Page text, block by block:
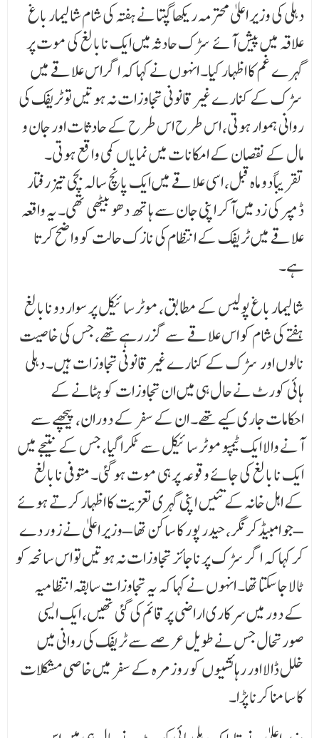
دہلی کی وزیر اعلیٰ محترمہ ریکھا گپتا نے ہفتہ کی شام شالیمار باغ
علاقہ میں پیش آئے سڑک حادثہ میں ایک نابالغ کی موت پر
گہرے غم کا اظہار کیا۔ انہوں نے کہا کہ اگر اس علاقے میں
سڑک کے کنارے غیر قانونی تجاوزات نہ ہوتیں تو ٹریفک کی
روانی ہموار ہوتی، اس طرح اس طرح کے حادثات اور جان و
مال کے نقصان کے امکانات میں نمایاں کمی واقع ہوتی۔
تقریباً دو ماہ قبل، اسی علاقے میں ایک پانچ سالہ بچی تیز رفتار
ڈمپر کی زد میں آکر اپنی جان سے ہاتھ دھو بیٹھی تھی۔ یہ واقعہ
علاقے میں ٹریفک کے انتظام کی نازک حالت کو واضح کرتا
ہے۔
شالیمار باغ پولیس کے مطابق، موٹر سائیکل پر سوار دو نابالغ
ہفتے کی شام کو اس علاقے سے گزر رہے تھے، جس کی خاصیت
نالوں اور سڑک کے کنارے غیر قانونی تجاوزات ہیں۔ دہلی
ہائی کورٹ نے حال ہی میں ان تجاوزات کو ہٹانے کے
احکامات جاری کیے تھے۔ ان کے سفر کے دوران، پیچھے سے
آنے والا ایک ٹیمپو موٹر سائیکل سے ٹکرا گیا، جس کے نتیجے میں
ایک نابالغ کی جائے وقوعہ پر ہی موت ہو گئی۔ متوفی نابالغ
کے اہل خانہ کے تئیں اپنی گہری تعزیت کا اظہار کرتے ہوئے
– جو امبیڈکر نگر، حیدر پور کا ساکن تھا – وزیر اعلیٰ نے زور دے
کر کہا کہ اگر سڑک پر ناجائز تجاوزات نہ ہوتیں تو اس سانحہ کو
ٹالا جا سکتا تھا۔ انہوں نے کہا کہ یہ تجاوزات سابقہ انتظامیہ
کے دور میں سرکاری اراضی پر قائم کی گئی تھیں، ایک ایسی
صورتحال جس نے طویل عرصے سے ٹریفک کی روانی میں
خلل ڈالا اور رہائشیوں کو روزمرہ کے سفر میں خاصی مشکلات
کا سامنا کرنا پڑا۔